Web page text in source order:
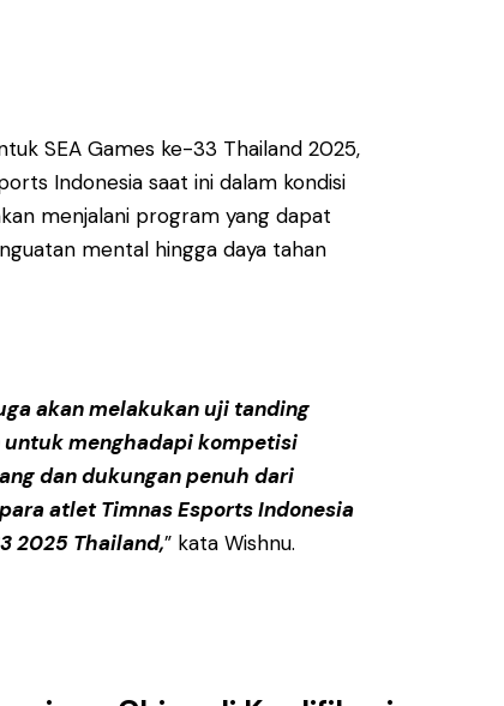
SEA Games ke-33 Thailand 2025,
Indonesia saat ini dalam kondisi
menjalani program yang dapat
mental hingga daya tahan
akan melakukan uji tanding
menghadapi kompetisi
dan dukungan penuh dari
atlet Timnas Esports Indonesia
2025 Thailand,” kata Wishnu.